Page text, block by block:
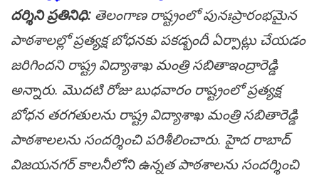
ద‌ర్శిని ప్ర‌తినిధి: తెలంగాణ రాష్ట్రంలో పునఃప్రారంభ‌మైన
పాఠ‌శాల‌ల్లో ప్ర‌త్య‌క్ష బోధ‌న‌కు ప‌క‌డ్బందీ ఏర్పాట్లు చేయ‌డం
జ‌రిగింద‌ని రాష్ట్ర విద్యాశాఖ మంత్రి స‌బితాఇంద్రారెడ్డి
అన్నారు. మొదటి రోజు బుధ‌వారం రాష్ట్రంలో ప్ర‌త్య‌క్ష
బోధ‌న త‌రగ‌తుల‌ను రాష్ట్ర విద్యాశాఖ మంత్రి స‌బితారెడ్డి
పాఠ‌శాల‌ల‌ను సంద‌ర్శించి ప‌రిశీలించారు. హైద రాబాద్
విజయనగర్ కాలనీలోని ఉన్నత పాఠశాలను సంద‌ర్శించి